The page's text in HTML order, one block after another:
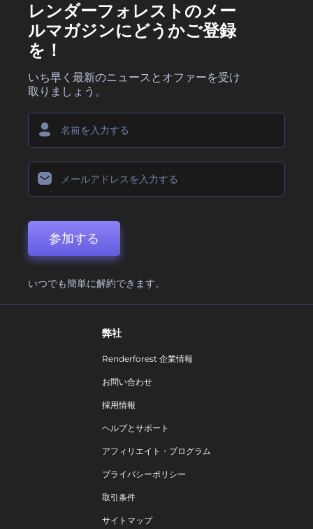
レンダーフォレストのメー
ルマガジンにどうかご登録
を！
いち早く最新のニュースとオファーを受け
取りましょう。
参加する
いつでも簡単に解約できます。
弊社
Renderforest 企業情報
お問い合わせ
採用情報
ヘルプとサポート
アフィリエイト・プログラム
プライバシーポリシー
取引条件
サイトマップ